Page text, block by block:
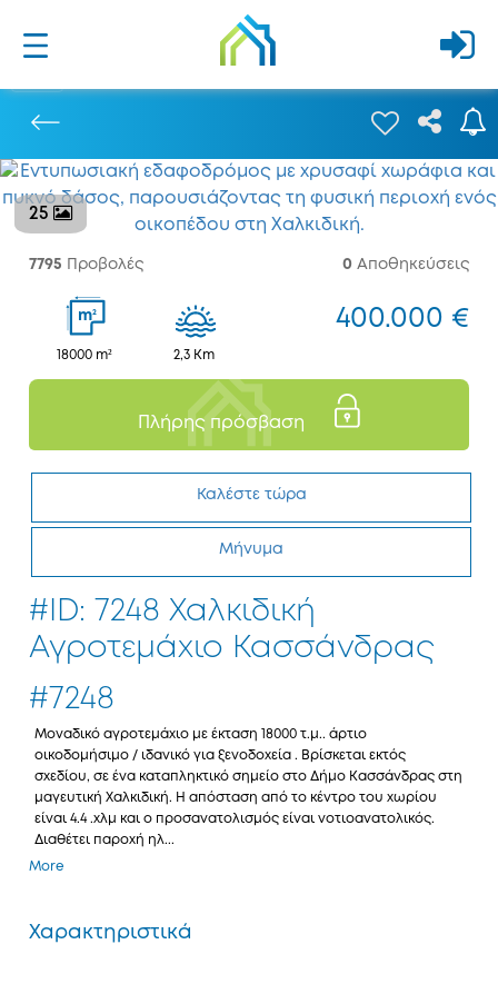
25
7795 Προβολές 0 Αποθηκεύσεις
m2
18000 m² 2,3 Km
400.000 €
Πλήρης πρόσβαση
Καλέστε τώρα
Μήνυμα
#ID: 7248 Χαλκιδική
Αγροτεμάχιο Κασσάνδρας
#7248
Μοναδικό αγροτεμάχιο με έκταση 18000 τ.μ.. άρτιο
οικοδομήσιμο / ιδανικό για ξενοδοχεία . Βρίσκεται εκτός
σχεδίου, σε ένα καταπληκτικό σημείο στο Δήμο Κασσάνδρας στη
μαγευτική Χαλκιδική. Η απόσταση από το κέντρο του χωρίου
είναι 4.4 .χλμ και ο προσανατολισμός είναι νοτιοανατολικός.
Διαθέτει παροχή ηλ...
More
Χαρακτηριστικά